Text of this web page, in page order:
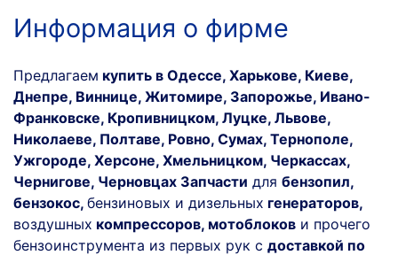
Информация о фирме
Предлагаем купить в Одессе, Харькове, Киеве,
Днепре, Виннице, Житомире, Запорожье, Ивано-
Франковске, Кропивницком, Луцке, Львове,
Николаеве, Полтаве, Ровно, Сумах, Тернополе,
Ужгороде, Херсоне, Хмельницком, Черкассах,
Чернигове, Черновцах Запчасти для бензопил,
бензокос, бензиновых и дизельных генераторов,
воздушных компрессоров, мотоблоков и прочего
бензоинструмента из первых рук с доставкой по